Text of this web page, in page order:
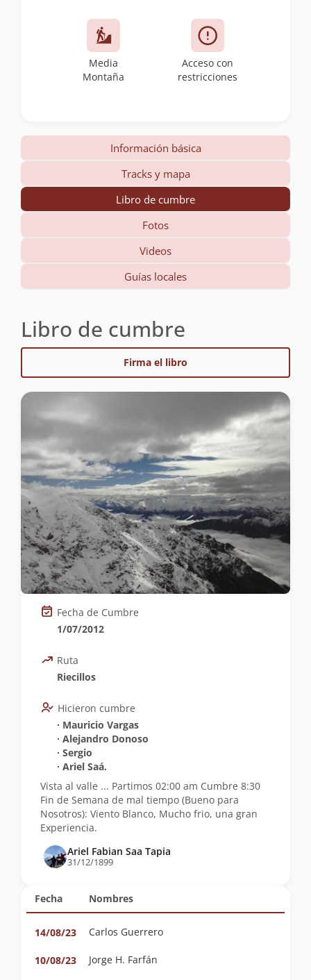
Media
Montaña
Acceso con
restricciones
Información básica
Tracks y mapa
Libro de cumbre
Fotos
Videos
Guías locales
Libro de cumbre
Firma el libro
Fecha Nombres
14/08/23 Carlos Guerrero
10/08/23 Jorge H. Farfán
Fecha de Cumbre
1/07/2012
Ruta
Riecillos
Hicieron cumbre
∙ Mauricio Vargas
∙ Alejandro Donoso
∙ Sergio
∙ Ariel Saá.
Vista al valle ... Partimos 02:00 am Cumbre 8:30
Fin de Semana de mal tiempo (Bueno para
Nosotros): Viento Blanco, Mucho frio, una gran
Experiencia.
Ariel Fabian Saa Tapia
31/12/1899